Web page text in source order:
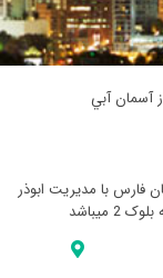
آسمان آبي
فارس با مدیریت ابوذر